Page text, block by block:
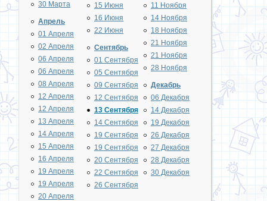
30 Марта
Апрель
01 Апреля
02 Апреля
06 Апреля
06 Апреля
08 Апреля
12 Апреля
12 Апреля
13 Апреля
14 Апреля
15 Апреля
16 Апреля
19 Апреля
19 Апреля
20 Апреля
15 Июня
16 Июня
22 Июня
Сентябрь
01 Сентября
05 Сентября
09 Сентября
12 Сентября
13 Сентября
14 Сентября
19 Сентября
19 Сентября
20 Сентября
22 Сентября
26 Сентября
11 Ноября
14 Ноября
18 Ноября
21 Ноября
21 Ноября
28 Ноября
Декабрь
06 Декабря
14 Декабря
19 Декабря
26 Декабря
27 Декабря
28 Декабря
30 Декабря